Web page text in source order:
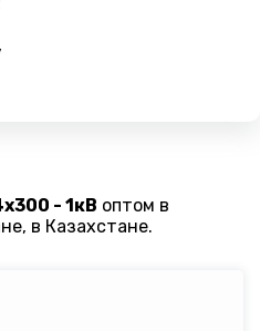
- 1кВ оптом в
в Казахстане.